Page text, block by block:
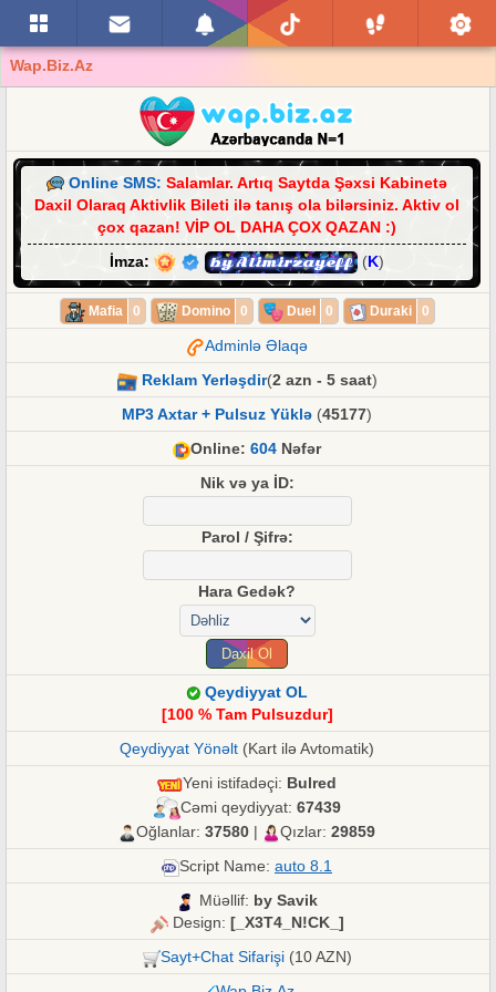
Wap.Biz.Az
Online SMS: Salamlar. Artıq Saytda Şəxsi Kabinetə
Daxil Olaraq Aktivlik Bileti ilə tanış ola bilərsiniz. Aktiv ol
çox qazan! VİP OL DAHA ÇOX QAZAN :)
İmza: by Alimirzayeff ( K)
Mafia 0 Domino 0 Duel 0 Duraki 0
Adminlə Əlaqə
Reklam Yerləşdir(2 azn - 5 saat)
MP3 Axtar + Pulsuz Yüklə (45177)
Online: 604 Nəfər
Nik və ya İD:
Parol / Şifrə:
Hara Gedək?
Qeydiyyat OL
[100 % Tam Pulsuzdur]
Qeydiyyat Yönəlt (Kart ilə Avtomatik)
Yeni istifadəçi: Bulred
Cəmi qeydiyyat: 67439
Oğlanlar: 37580 Qızlar: 29859
Script Name: auto 8.1
Müəllif: by Savik
Design: [_X3T4_N!CK_]
Sayt+Chat Sifarişi(10 AZN)